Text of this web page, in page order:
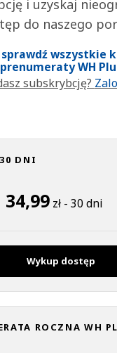
i uzyskaj
do naszego
wszystkie
prenumeraty WH
subskrybcję?
DNI
34,99 zł - 30 dni
Wykup dostęp
ROCZNA WH